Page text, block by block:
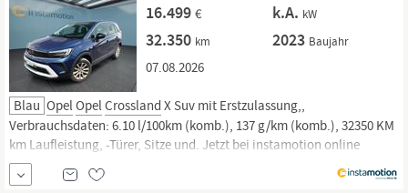
16.499 € k.A. kW
32.350 km 2023 Baujahr
07.08.2026
Blau OpelOpelCrossland X Suv mit Erstzulassung,,
Verbrauchsdaten: 6.10 l/100km (komb.), 137 g/km (komb.), 32350 KM
km Laufleistung, -Türer, Sitze und. Jetzt bei instamotion online
kaufen oder günstig finanzieren. Nur geprüfte Fahrzeuge mit
Garantie, 14 Tage Rückgaberecht und Lieferung vor die Haustür. Jetzt